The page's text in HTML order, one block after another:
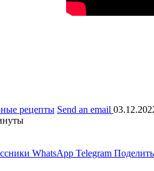
рецепты Send an email
WhatsApp Telegram